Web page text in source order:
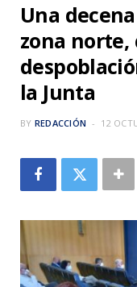
Una
zona norte,
la Junta
BY REDACCIÓN 12